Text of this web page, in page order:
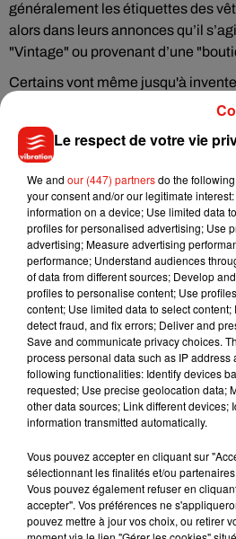
généralement les étiquettes des
alors dans leurs annonces qu’il
"Vintage" ou provenant d’une
Certains vont même jusqu'à
n’existent pas. Si vous avez un
renseignements sur l’origine du
vous répond pas ou reste vague,
Autre technique, via Google
droit sur la photo de l’annonce,
Google Lens, et retrouver les
sites qui le mettent en vente.
Musique
7 août 2026
Julien Lieb
dans son
Madonna sort
Sensation »
Le respect de votre vie
We and our (447) partnersdo the
your consent and/or our legitimate
information on a device; Use limited data
profiles for personalised advertising; Use
advertising; Measure advertising
performance; Understand audiences
of data from different sources; Develop
profiles to personalise content; Use
content; Use limited data to select
detect fraud, and fix errors; Deliver and
Save and communicate privacy choices.
process personal data such as IP address
following functionalities: Identify devices
requested; Use precise geolocation data;
other data sources; Link different devices;
information transmitted automatically.
Vous pouvez accepter en cliquant sur
sélectionnant les finalités et/ou
Vous pouvez également refuser en
accepter". Vos préférences ne
pouvez mettre à jour vos choix, ou retirer